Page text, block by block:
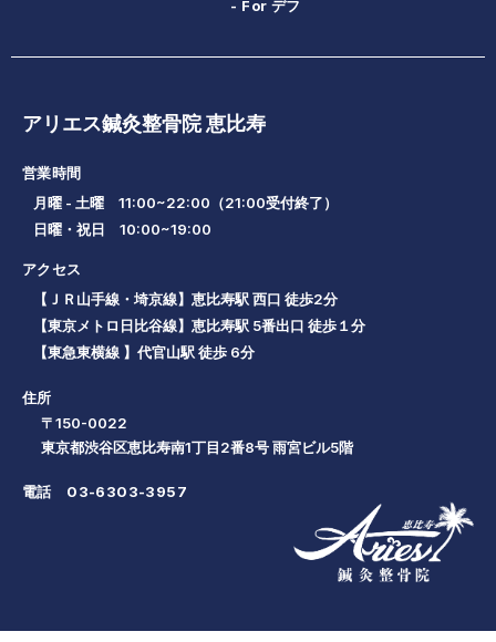
- For デフ
アリエス鍼灸整骨院 恵比寿
営業時間
月曜 - 土曜 11:00~22:00（21:00受付終了）
日曜・祝日 10:00~19:00
アクセス
【ＪＲ山手線・埼京線】恵比寿駅 西口 徒歩2分
【東京メトロ日比谷線】恵比寿駅 5番出口 徒歩１分
【東急東横線 】代官山駅 徒歩 6分
住所
〒150-0022
東京都渋谷区恵比寿南1丁目2番8号 雨宮ビル5階
電話 03-6303-3957